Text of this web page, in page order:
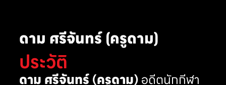
ดาม ศรีจันทร์ (ครูดาม)
ประวัติ
ดาม ศรีจันทร์ (ครูดาม)อดีตนักกีฬา